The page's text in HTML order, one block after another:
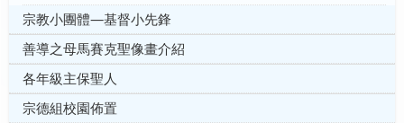
宗教小團體—基督小先鋒
善導之母馬賽克聖像畫介紹
各年級主保聖人
宗德組校園佈置